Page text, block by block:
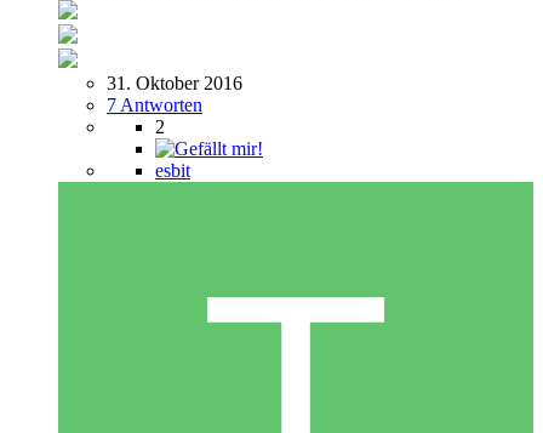
31. Oktober 2016
7 Antworten
2
esbit